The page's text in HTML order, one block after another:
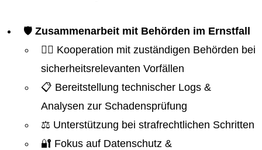
🛡️ Zusammenarbeit mit Behörden im Ernstfall
👮‍♂️ Kooperation mit zuständigen Behörden bei
sicherheitsrelevanten Vorfällen
📋 Bereitstellung technischer Logs &
Analysen zur Schadensprüfung
⚖️ Unterstützung bei strafrechtlichen Schritten
🔐 Fokus auf Datenschutz &